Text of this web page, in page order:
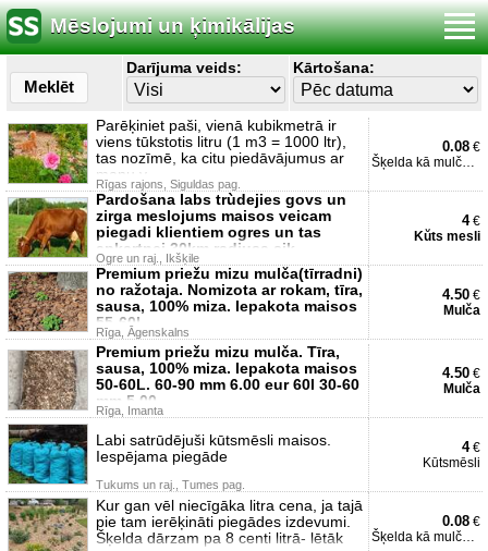
Mēslojumi un ķimikālijas
Meklēt
Darījuma veids: Kārtošana:
Parēķiniet paši, vienā kubikmetrā ir
viens tūkstotis litru (1 m3 = 1000 ltr),
tas nozīmē, ka citu piedāvājumus ar
manu v
Rīgas rajons, Siguldas pag.
0.08 €
Šķelda kā mulča dārzam
Pardošana labs trùdejies govs un
zirga meslojums maisos veicam
piegadi klientiem ogres un tas
apkartnei 30km radiusa sik
Ogre un raj., Ikšķile
4€
Kŭts mesli
Premium priežu mizu mulča(tīrradni)
no ražotaja. Nomizota ar rokam, tīra,
sausa, 100% miza. Iepakota maisos
55-60L.
Rīga, Āgenskalns
4.50 €
Mulča
Premium priežu mizu mulča. Tīra,
sausa, 100% miza. Iepakota maisos
50-60L. 60-90 mm 6.00 eur 60l 30-60
mm 5.00
Rīga, Imanta
4.50 €
Mulča
Labi satrūdējuši kūtsmēsli maisos.
Iespējama piegāde
Tukums un raj., Tumes pag.
4€
Kūtsmēsli
Kur gan vēl niecīgāka litra cena, ja tajā
pie tam ierēķināti piegādes izdevumi.
Šķelda dārzam pa 8 centi litrā- lētāk
0.08 €
Šķelda kā mulča dārzam